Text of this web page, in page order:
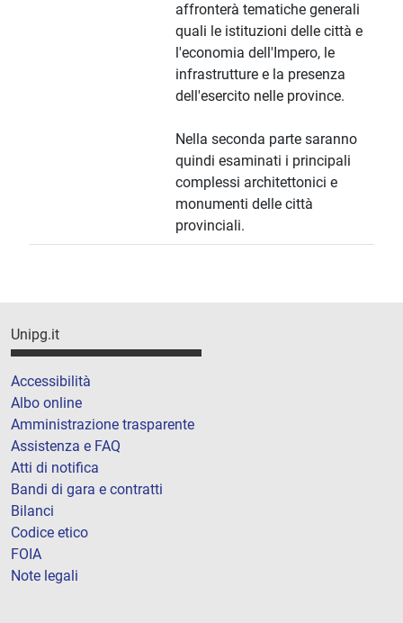
affronterà tematiche generali
quali le istituzioni delle città e
l'economia dell'Impero, le
infrastrutture e la presenza
dell'esercito nelle province.
Nella seconda parte saranno
quindi esaminati i principali
complessi architettonici e
monumenti delle città
provinciali.
Unipg.it
Accessibilità
Albo online
Amministrazione trasparente
Assistenza e FAQ
Atti di notifica
Bandi di gara e contratti
Bilanci
Codice etico
FOIA
Note legali